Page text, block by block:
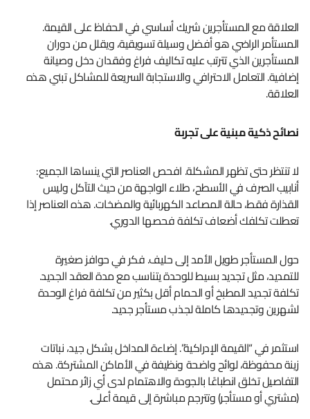
العلاقة مع المستأجرين شريك أساسي في الحفاظ على القيمة.
المستأمر الراضي هو أفضل وسيلة تسويقية، ويقلل من دوران
المستأجرين الذي تترتب عليه تكاليف فراغ وفقدان دخل وصيانة
إضافية. التعامل الاحترافي والاستجابة السريعة للمشاكل تبني هذه
العلاقة.
نصائح ذكية مبنية على تجربة
لا تنتظر حتى تظهر المشكلة. افحص العناصر التي ينساها الجميع:
أنابيب الصرف في الأسطح، طلاء الواجهة من حيث التآكل وليس
القذارة فقط، حالة المصاعد الكهربائية والمضخات. هذه العناصر إذا
تعطلت تكلفك أضعاف تكلفة فحصها الدوري.
حول المستأجر طويل الأمد إلى حليف. فكر في حوافز صغيرة
للتمديد، مثل تجديد بسيط للوحدة يتناسب مع مدة العقد الجديد.
تكلفة تجديد المطبخ أو الحمام أقل بكثير من تكلفة فراغ الوحدة
لشهرين وتجديدها كاملة لجذب مستأجر جديد.
استثمر في “القيمة الإدراكية”. إضاءة المداخل بشكل جيد، نباتات
زينة محفوظة، لوائح واضحة ونظيفة في الأماكن المشتركة. هذه
التفاصيل تخلق انطباعًا بالجودة والاهتمام لدى أي زائر محتمل
(مشتري أو مستأجر) وتترجم مباشرة إلى قيمة أعلى.